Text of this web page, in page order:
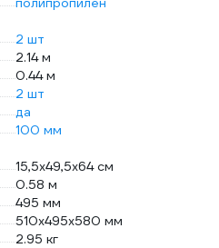
2 шт
2.14 м
0.44 м
2 шт
да
100 мм
15,5х49,5х64 см
0.58 м
495 мм
510х495х580 мм
2.95 кг